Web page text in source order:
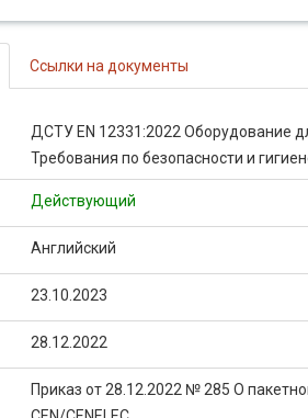
Ссылки на документы
ДСТУ EN 12331:2022 Оборудование
Требования по безопасности и
Действующий
Английский
23.10.2023
28.12.2022
Приказ от 28.12.2022 № 285 О